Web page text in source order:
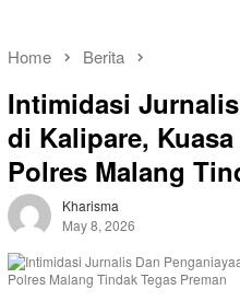
Home Berita
Intimidasi
di Kalipare,
Polres Malang
Kharisma
May 8, 2026